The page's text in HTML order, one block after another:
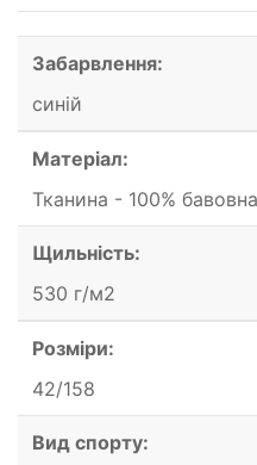
Забарвлення:
синій
Матеріал:
Тканина - 100%
Щильність:
530 г/м2
Розміри:
42/158
Вид спорту: